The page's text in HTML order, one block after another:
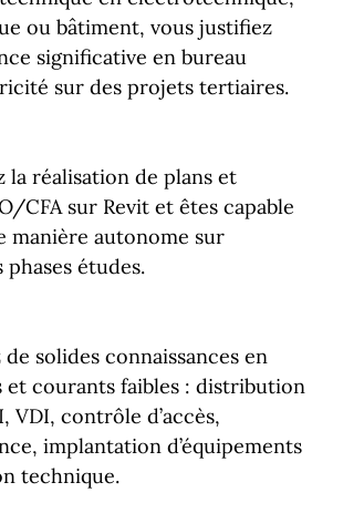
ou bâtiment, vous justifiez
significative en bureau
sur des projets tertiaires.
la réalisation de plans et
CFA sur Revit et êtes capable
manière autonome sur
phases études.
de solides connaissances en
courants faibles : distribution
VDI, contrôle d’accès,
implantation d’équipements
technique.